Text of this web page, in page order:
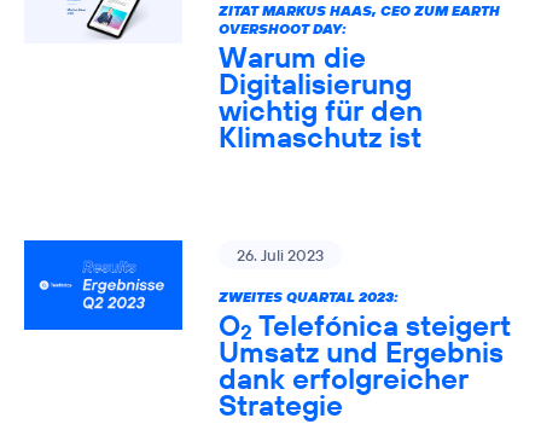
ZITAT MARKUS HAAS, CEO ZUM EARTH
OVERSHOOT DAY:
Warum die
Digitalisierung
wichtig für den
Klimaschutz ist
26. Juli 2023
ZWEITES QUARTAL 2023:
O2 Telefónica steigert
Umsatz und Ergebnis
dank erfolgreicher
Strategie